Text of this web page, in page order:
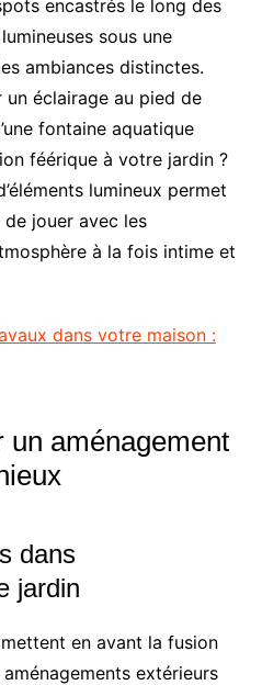
encastrés le long des
sous une
ambiances distinctes.
éclairage au pied de
fontaine aquatique
féérique à votre jardin ?
lumineux permet
jouer avec les
à la fois intime et
dans votre maison :
un aménagement
dans
jardin
en avant la fusion
extérieurs